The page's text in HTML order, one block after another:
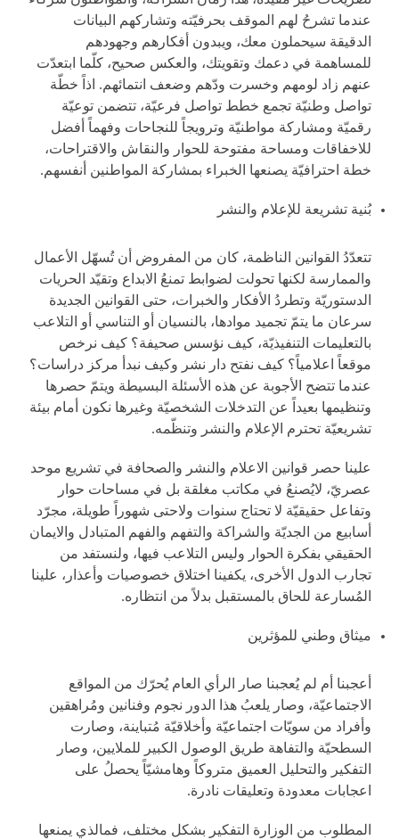
عندما تشرحُ لهم الموقف بحرفيّته وتشاركهم البيانات
الدقيقة سيحملون معك، ويبدون أفكارهم وجهودهم
للمساهمة في دعمك وتقويتك، والعكس صحيح، كلّما ابتعدّت
عنهم زاد لومهم وخسرت ودّهم وضعف انتمائهم. اذاً خطّة
تواصل وطنيّة تجمع خطط تواصل فرعيّة، تتضمن توعيّة
رقميّة ومشاركة مواطنيّة وترويجاً للنجاحات وفهماً أفضل
للاخفاقات ومساحة مفتوحة للحوار والنقاش والاقتراحات،
خطة احترافيّة يصنعها الخبراء بمشاركة المواطنين أنفسهم.
بُنية تشريعة للإعلام والنشر
تتعدّدُ القوانين الناظمة، كان من المفروض أن تُسهّل الأعمال
والممارسة لكنها تحولت لضوابط تمنعُ الابداع وتقيّد الحريات
الدستوريّة وتطردُ الأفكار والخبرات، حتى القوانين الجديدة
سرعان ما يتمّ تجميد موادها، بالنسيان أو التناسي أو التلاعب
بالتعليمات التنفيذيّة، كيف نؤسس صحيفة؟ كيف نرخص
موقعاً اعلامياً؟ كيف نفتح دار نشر وكيف نبدأ مركز دراسات؟
عندما تتضح الأجوبة عن هذه الأسئلة البسيطة ويتمّ حصرها
وتنظيمها بعيداً عن التدخلات الشخصيّة وغيرها نكون أمام بيئة
تشريعيّة تحترم الإعلام والنشر وتنظّمه.
علينا حصر قوانين الاعلام والنشر والصحافة في تشريع موحد
عصريّ، لايُصنعُ في مكاتب مغلقة بل في مساحات حوار
وتفاعل حقيقيّة لا تحتاج سنوات ولاحتى شهوراً طويلة، مجرّد
أسابيع من الجديّة والشراكة والتفهم والفهم المتبادل والايمان
الحقيقي بفكرة الحوار وليس التلاعب فيها، ولنستفد من
تجارب الدول الأخرى، يكفينا اختلاق خصوصيات وأعذار، علينا
المُسارعة للحاق بالمستقبل بدلاً من انتظاره.
ميثاق وطني للمؤثرين
أعجبنا أم لم يُعجبنا صار الرأي العام يُحرّك من المواقع
الاجتماعيّة، وصار يلعبُ هذا الدور نجوم وفنانين ومُراهقين
وأفراد من سويّات اجتماعيّة وأخلاقيّة مُتباينة، وصارت
السطحيّة والتفاهة طريق الوصول الكبير للملايين، وصار
التفكير والتحليل العميق متروكاً وهامشيّاً يحصلُ على
اعجابات معدودة وتعليقات نادرة.
المطلوب من الوزارة التفكير بشكل مختلف، فمالذي يمنعها